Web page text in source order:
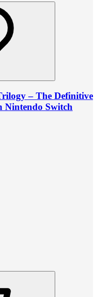
– The Definitive
Nintendo Switch